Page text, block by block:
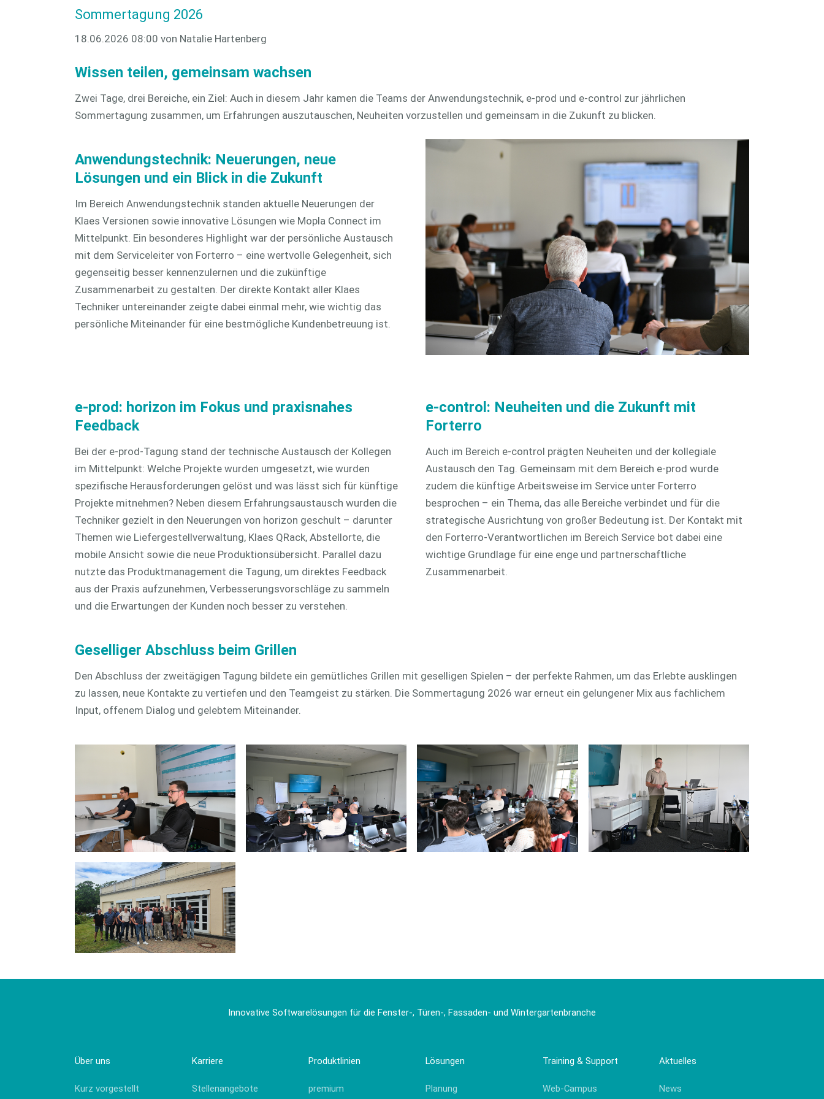
CAD plus
Sommertagung 2026
18.06.2026 08:00 von Natalie Hartenberg
Wissen teilen, gemeinsam wachsen
Zwei Tage, drei Bereiche, ein Ziel: Auch in diesem Jahr kamen die Teams der Anwendungstechnik, e-prod und e-control zur jährlichen
Sommertagung zusammen, um Erfahrungen auszutauschen, Neuheiten vorzustellen und gemeinsam in die Zukunft zu blicken.
Anwendungstechnik: Neuerungen, neue
Lösungen und ein Blick in die Zukunft
Im Bereich Anwendungstechnik standen aktuelle Neuerungen der
Klaes Versionen sowie innovative Lösungen wie Mopla Connect im
Mittelpunkt. Ein besonderes Highlight war der persönliche Austausch
mit dem Serviceleiter von Forterro – eine wertvolle Gelegenheit, sich
gegenseitig besser kennenzulernen und die zukünftige
Zusammenarbeit zu gestalten. Der direkte Kontakt aller Klaes
Techniker untereinander zeigte dabei einmal mehr, wie wichtig das
persönliche Miteinander für eine bestmögliche Kundenbetreuung ist.
e-prod: horizon im Fokus und praxisnahes
Feedback
Bei der e-prod-Tagung stand der technische Austausch der Kollegen
im Mittelpunkt: Welche Projekte wurden umgesetzt, wie wurden
spezifische Herausforderungen gelöst und was lässt sich für künftige
Projekte mitnehmen? Neben diesem Erfahrungsaustausch wurden die
Techniker gezielt in den Neuerungen von horizon geschult – darunter
Themen wie Liefergestellverwaltung, Klaes QRack, Abstellorte, die
mobile Ansicht sowie die neue Produktionsübersicht. Parallel dazu
nutzte das Produktmanagement die Tagung, um direktes Feedback
aus der Praxis aufzunehmen, Verbesserungsvorschläge zu sammeln
und die Erwartungen der Kunden noch besser zu verstehen.
e-control: Neuheiten und die Zukunft mit
Forterro
Auch im Bereich e-control prägten Neuheiten und der kollegiale
Austausch den Tag. Gemeinsam mit dem Bereich e-prod wurde
zudem die künftige Arbeitsweise im Service unter Forterro
besprochen – ein Thema, das alle Bereiche verbindet und für die
strategische Ausrichtung von großer Bedeutung ist. Der Kontakt mit
den Forterro-Verantwortlichen im Bereich Service bot dabei eine
wichtige Grundlage für eine enge und partnerschaftliche
Zusammenarbeit.
Geselliger Abschluss beim Grillen
Den Abschluss der zweitägigen Tagung bildete ein gemütliches Grillen mit geselligen Spielen – der perfekte Rahmen, um das Erlebte ausklingen
zu lassen, neue Kontakte zu vertiefen und den Teamgeist zu stärken. Die Sommertagung 2026 war erneut ein gelungener Mix aus fachlichem
Input, offenem Dialog und gelebtem Miteinander.
Innovative Softwarelösungen für die Fenster-, Türen-, Fassaden- und Wintergartenbranche
Über uns
Kurz vorgestellt
Karriere
Stellenangebote
Produktlinien
premium
Lösungen
Planung
Training & Support
Web-Campus
Aktuelles
News